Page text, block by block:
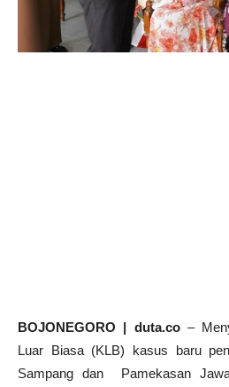
BOJONEGORO | duta.co–
Luar Biasa (KLB) kasus baru
Sampang dan Pamekasan